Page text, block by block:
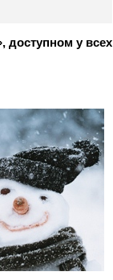
доступном у всех